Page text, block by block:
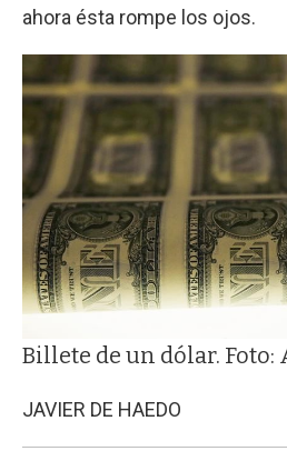
ahora ésta rompe los ojos.
Billete de un dólar. Foto:
JAVIER DE HAEDO